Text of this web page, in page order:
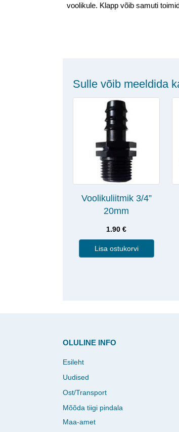
voolikule. Klapp võib samuti
Sulle võib meeldida
Voolikuliitmik 3/4”
20mm
1.90€
Lisa ostukorvi
OLULINE INFO
Esileht
Uudised
Ost/Transport
Mõõda tiigi pindala
Maa-amet